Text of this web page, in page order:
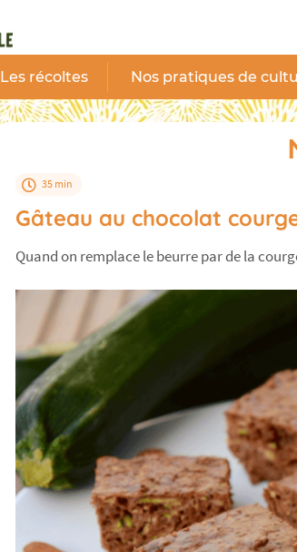
Les récoltes Nos pratiques de
35 min
Gâteau au chocolat
Quand on remplace le beurre par de la